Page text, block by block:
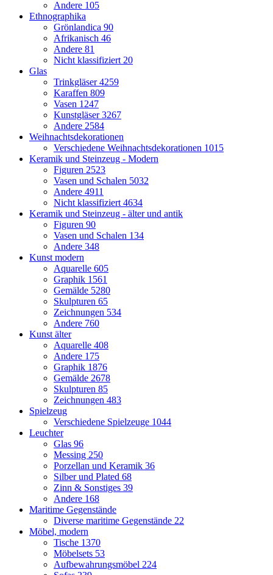
Andere 105
Ethnographika
Grönlandica 90
Afrikanisch 46
Andere 81
Nicht klassifiziert 20
Glas
Trinkgläser4259
Karaffen 809
Vasen 1247
Kunstgläser3267
Andere 2584
Weihnachtsdekorationen
Verschiedene Weihnachtsdekorationen 1015
Keramik und Steinzeug - Modern
Figuren 2523
Vasen und Schalen 5032
Andere 4911
Nicht klassifiziert 4634
Keramik und Steinzeug - älter und antik
Figuren 90
Vasen und Schalen 134
Andere 348
Kunst modern
Aquarelle 605
Graphik 1561
Gemälde 5280
Skulpturen 65
Zeichnungen 534
Andere 760
Kunst älter
Aquarelle 408
Andere 175
Graphik 1876
Gemälde 2678
Skulpturen 85
Zeichnungen 483
Spielzeug
Verschiedene Spielzeuge 1044
Leuchter
Glas 96
Messing 250
Porzellan und Keramik 36
Silber und Plated 68
Zinn & Sonstiges 39
Andere 168
Maritime Gegenstände
Diverse maritime Gegenstände 22
Möbel, modern
Tische 1370
Möbelsets 53
Aufbewahrungsmöbel 224